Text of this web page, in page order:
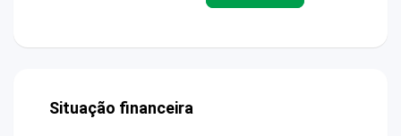
Situação financeira